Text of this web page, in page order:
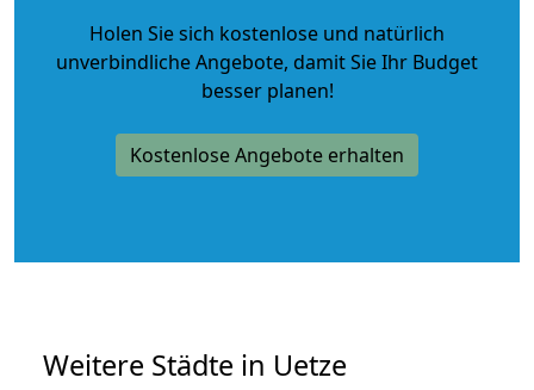
Holen Sie sich kostenlose und natürlich
unverbindliche Angebote, damit Sie Ihr Budget
besser planen!
Kostenlose Angebote erhalten
Weitere Städte in Uetze